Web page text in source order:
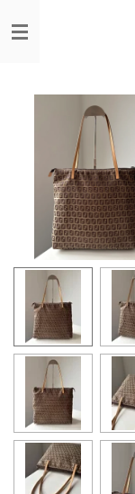
Ga
direct
hoofdinhoud